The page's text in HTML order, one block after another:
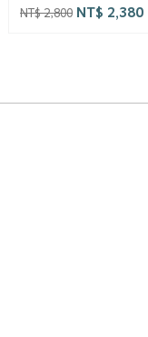
NT$ 2,800 NT$ 2,380